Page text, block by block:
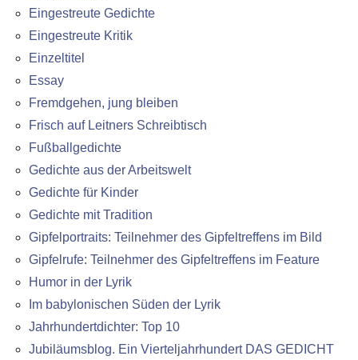
Eingestreute Gedichte
Eingestreute Kritik
Einzeltitel
Essay
Fremdgehen, jung bleiben
Frisch auf Leitners Schreibtisch
Fußballgedichte
Gedichte aus der Arbeitswelt
Gedichte für Kinder
Gedichte mit Tradition
Gipfelportraits: Teilnehmer des Gipfeltreffens im Bild
Gipfelrufe: Teilnehmer des Gipfeltreffens im Feature
Humor in der Lyrik
Im babylonischen Süden der Lyrik
Jahrhundertdichter: Top 10
Jubiläumsblog. Ein Vierteljahrhundert DAS GEDICHT